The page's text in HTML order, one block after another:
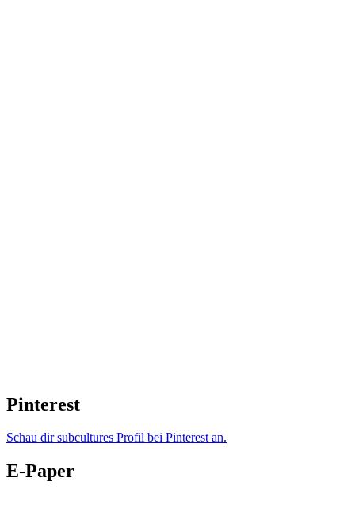
Pinterest
Schau dir subcultures Profil bei Pinterest an.
E-Paper